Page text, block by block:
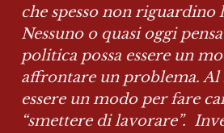
che spesso non riguardino
Nessuno o quasi oggi
politica possa essere un
affrontare un problema.
essere un modo per fare
“smettere di lavorare”.